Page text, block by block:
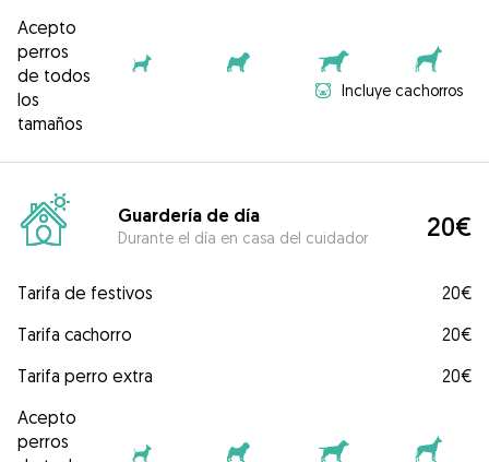
Acepto
perros
de todos
los
tamaños
Incluye cachorros
Guardería de día
Durante el día en casa del cuidador 20€
Tarifa de festivos
20€
Tarifa cachorro
20€
Tarifa perro extra
20€
Acepto
perros